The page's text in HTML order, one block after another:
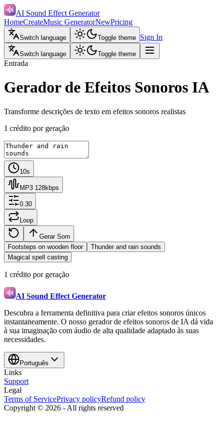
AI Sound Effect Generator
HomeCreateMusic GeneratorNewPricing
Switch language Toggle theme Sign In
Switch language Toggle theme
Entrada
Gerador de Efeitos Sonoros IA
Transforme descrições de texto em efeitos sonoros realistas
1 crédito por geração
10s
MP3 128kbps
0.30
Loop
Gerar Som
Footsteps on wooden floor
Thunder and rain sounds
Magical spell casting
1 crédito por geração
AI Sound Effect Generator
Descubra a ferramenta definitiva para criar efeitos sonoros únicos
instantaneamente. O nosso gerador de efeitos sonoros de IA dá vida
à sua imaginação com áudio de alta qualidade adaptado às suas
necessidades.
Português
Links
Support
Legal
Terms of ServicePrivacy policyRefund policy
Copyright © 2026 - All rights reserved